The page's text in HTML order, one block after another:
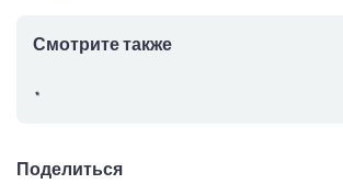
Смотрите также
Поделиться